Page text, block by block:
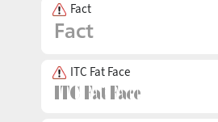
Fact
ITC Fat Face